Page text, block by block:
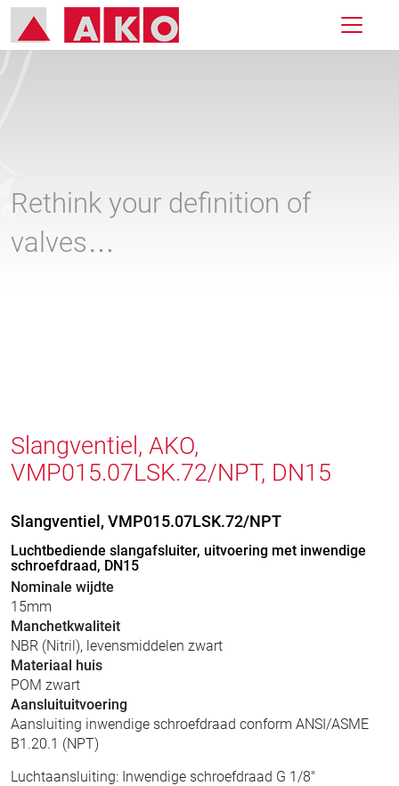
Rethink your definition of
valves…
Slangventiel, AKO,
VMP015.07LSK.72/NPT, DN15
Slangventiel, VMP015.07LSK.72/NPT
Luchtbediende slangafsluiter, uitvoering met inwendige
schroefdraad, DN15
Nominale wijdte
15mm
Manchetkwaliteit
NBR (Nitril), levensmiddelen zwart
Materiaal huis
POM zwart
Aansluituitvoering
Aansluiting inwendige schroefdraad conform ANSI/ASME
B1.20.1 (NPT)
Luchtaansluiting: Inwendige schroefdraad G 1/8"